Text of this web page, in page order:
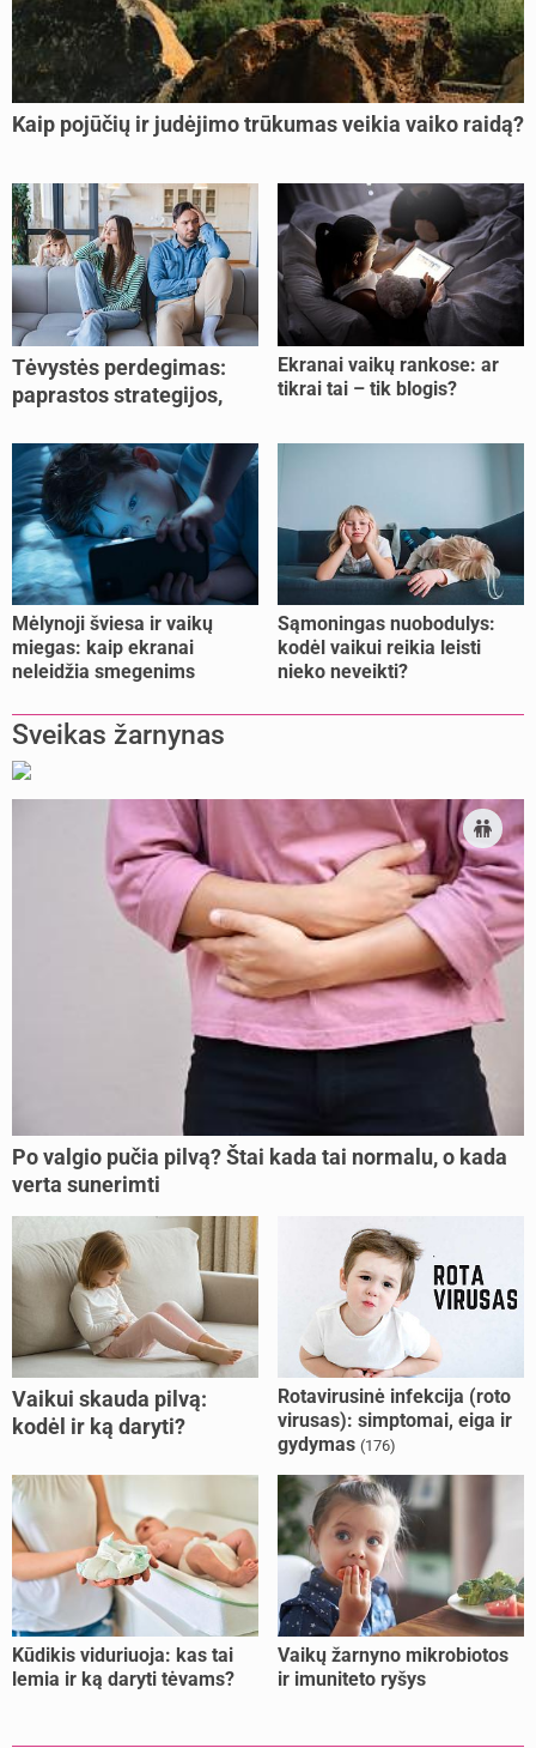
Kaip pojūčių ir judėjimo trūkumas veikia vaiko raidą?
Tėvystės perdegimas:
paprastos strategijos,
jėgas
Ekranai vaikų rankose: ar
tikrai tai – tik blogis?
Mėlynoji šviesa ir vaikų
miegas: kaip ekranai
neleidžia smegenims
Sąmoningas nuobodulys:
kodėl vaikui reikia leisti
nieko neveikti?
Sveikas žarnynas
Po valgio pučia pilvą? Štai kada tai normalu, o kada
verta sunerimti
Vaikui skauda pilvą:
kodėl ir ką daryti?
Rotavirusinė infekcija (roto
virusas): simptomai, eiga ir
gydymas (176)
Kūdikis viduriuoja: kas tai
lemia ir ką daryti tėvams?
Vaikų žarnyno mikrobiotos
ir imuniteto ryšys